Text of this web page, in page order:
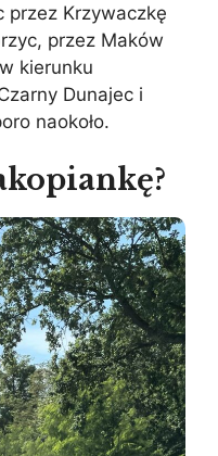
przez Krzywaczkę
przez Maków
kierunku
Dunajec i
naokoło.